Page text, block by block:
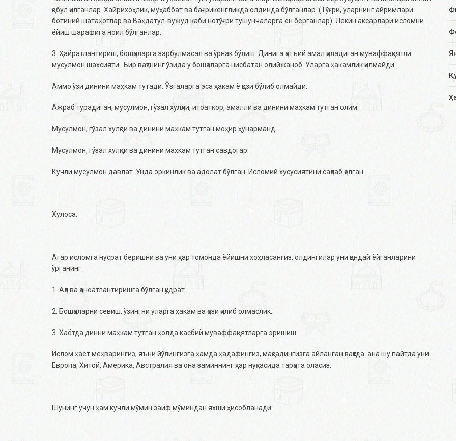
қабул қилганлар. Хайрихоҳлик, муҳаббат ва бағрикенгликда олдинда бўлганлар. (Тўғри, уларнинг айримлари
ботиний шатаҳотлар ва Ваҳдатул-вужуд каби нотўғри тушунчаларга ён берганлар). Лекин аксарлари исломни
ёйиш шарафига ноил бўлганлар.
3. Ҳайратлантириш, бошқаларга зарбулмасал ва ўрнак бўлиш. Динига қатъий амал қиладиган муваффақиятли
мусулмон шахсияти.. Бир вақтнинг ўзида у бошқаларга нисбатан олийжаноб. Уларга ҳакамлик қилмайди.
Аммо ўзи динини маҳкам тутади. Ўзгаларга эса ҳакам ё қози бўлиб олмайди.
Ажраб турадиган, мусулмон, гўзал хулқли, итоаткор, амалли ва динини маҳкам тутган олим.
Мусулмон, гўзал хулқли ва динини маҳкам тутган моҳир ҳунарманд.
Мусулмон, гўзал хулқли ва динини маҳкам тутган савдогар.
Кучли мусулмон давлат. Унда эркинлик ва адолат бўлган. Исломий хусусиятини сақлаб қолган.
Хулоса:
Агар исломга нусрат беришни ва уни ҳар томонда ёйишни хоҳласангиз, олдингилар уни қандай ёйганларини
ўрганинг.
1. Ақл ва қаноатлантиришга бўлган қудрат.
2. Бошқаларни севиш, ўзингни уларга ҳакам ва қози қилиб олмаслик.
3. Хаётда динни маҳкам тутган ҳолда касбий муваффақиятларга эришиш.
Ислом ҳаёт меҳварингиз, яъни йўлингизга ҳамда ҳадафингиз, мақсадингизга айланган вақтда ана шу пайтда уни
Европа, Хитой, Америка, Австралия ва она заминнинг ҳар нуқтасида тарқата оласиз.
Шунинг учун ҳам кучли мўмин заиф мўминдан яхши ҳисобланади.